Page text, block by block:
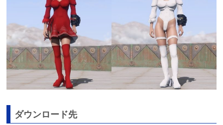
ダウンロード先